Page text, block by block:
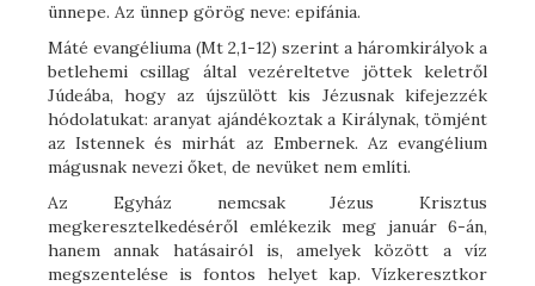
ünnepe. Az ünnep görög neve: epifánia.
Máté evangéliuma (Mt 2,1-12) szerint a háromkirályok a
betlehemi csillag által vezéreltetve jöttek keletről
Júdeába, hogy az újszülött kis Jézusnak kifejezzék
hódolatukat: aranyat ajándékoztak a Királynak, tömjént
az Istennek és mirhát az Embernek. Az evangélium
mágusnak nevezi őket, de nevüket nem említi.
Az Egyház nemcsak Jézus Krisztus
megkeresztelkedéséről emlékezik meg január 6-án,
hanem annak hatásairól is, amelyek között a víz
megszentelése is fontos helyet kap. Vízkeresztkor